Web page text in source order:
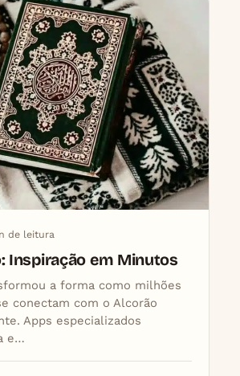
de leitura
Inspiração em Minutos
a forma como milhões
conectam com o Alcorão
Apps especializados
e…